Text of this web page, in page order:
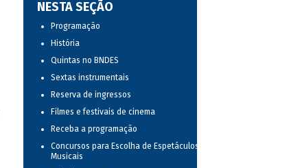
NESTA SEÇÃO
Programação
História
Quintas no BNDES
Sextas instrumentais
Reserva de ingressos
Filmes e festivais de cinema
Receba a programação
Concursos para Escolha de Espetáculos
Musicais